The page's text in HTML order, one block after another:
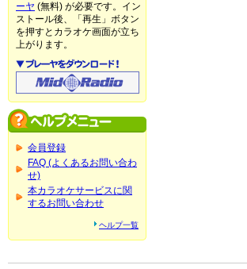
ーヤ (無料) が必要です。イン
ストール後、「再生」ボタン
を押すとカラオケ画面が立ち
上がります。
会員登録
FAQ (よくあるお問い合わ
せ)
本カラオケサービスに関
するお問い合わせ
ヘルプ一覧